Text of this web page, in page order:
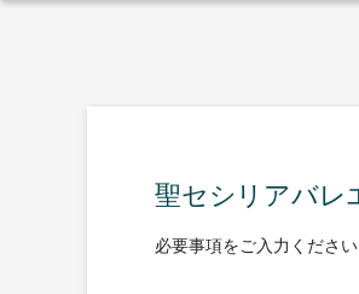
聖セシリアバ
必要事項をご入力くださ